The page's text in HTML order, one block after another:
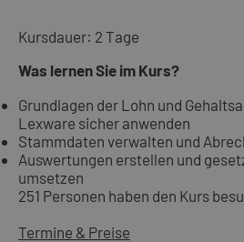
Kursdauer: 2 Tage
Was lernen Sie im Kurs?
Grundlagen der Lohn und
Lexware sicher anwenden
Stammdaten verwalten und
Auswertungen erstellen und
umsetzen
251 Personen haben den Kurs
Termine & Preise